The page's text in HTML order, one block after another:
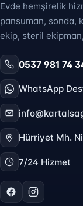
Evde hemşirelik
pansuman, sonda,
ekip, steril
0537 981 74
WhatsApp
Hürriyet Mh.
7/24 Hizmet